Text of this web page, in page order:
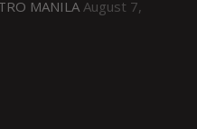
MANILA August 7,